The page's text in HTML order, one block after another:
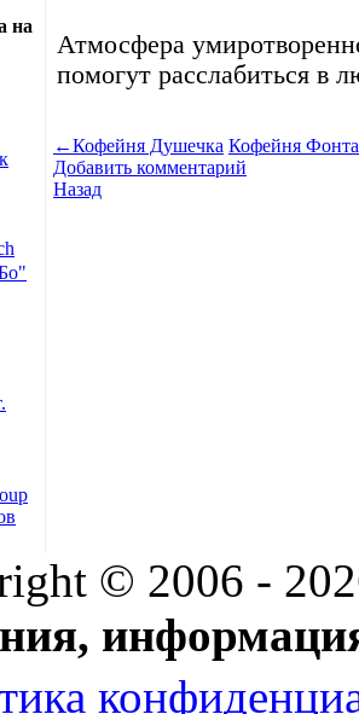
на
Атмосфера
помогут расслабиться в
←Кофейня Душечка Кофейня
Добавить комментарий
Назад
© 2006 -